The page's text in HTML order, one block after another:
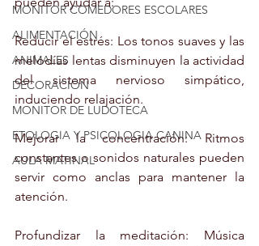
MONITOR COMEDORES ESCOLARES
ALIMENTACIÓN
ANIMALES
DECORACIÓN
MONITOR DE LUDOTECA
ETOLOGIA Y PSICOLOGIA CANINA
AULA MATINAL
Reducir el estrés: Los tonos suaves y las
melodías lentas disminuyen la actividad
del sistema nervioso simpático,
induciendo relajación.
Mejorar la concentración: Ritmos
constantes o sonidos naturales pueden
servir como anclas para mantener la
atención.
Profundizar la meditación: Música